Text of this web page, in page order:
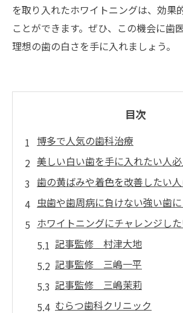
を取り入れたホワイトニングは、効果
ことができます。ぜひ、この機会に歯
理想の歯の白さを手に入れましょう。
目次
博多で人気の歯科治療
美しい白い歯を手に入れたい人必
歯の黄ばみや着色を改善したい人
虫歯や歯周病に負けない強い歯に
ホワイトニングにチャレンジした
記事監修 村津大地
記事監修 三嶋一平
記事監修 三嶋茉莉
むらつ歯科クリニック